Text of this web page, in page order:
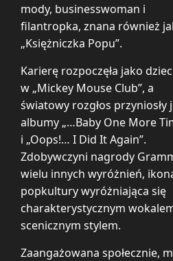
mody, businesswoman i
filantropka, znana również
„Księżniczka Popu”.
Karierę rozpoczęła jako
w „Mickey Mouse Club”, a
światowy rozgłos przyniosły
albumy „…Baby One More
i „Oops!… I Did It Again”.
Zdobywczyni nagrody
wielu innych wyróżnień,
popkultury wyróżniająca się
charakterystycznym
scenicznym stylem.
Zaangażowana społecznie,